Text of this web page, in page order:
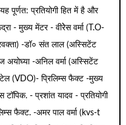
पूर्णत: प्रतियोगी हित में है और
- मुख्य मेंटर - वीरेेस वर्मा (T.O-
-डॉ० संत लाल (अस्सिटेंट
अयोघ्या -अनिल वर्मा (अस्सिटेंट
(VDO)- प्रिलिम्स फैक्ट -मुख्य
टॉपिक. - प्रशांत यादव - प्रतियोगी
फैक्ट. -अमर पाल वर्मा (kvs-t